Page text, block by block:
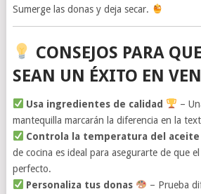
Sumerge las donas y deja secar.
CONSEJOS PARA
SEAN UN ÉXITO EN
Usa ingredientes de calidad
–
mantequilla marcarán la diferencia en la
Controla la temperatura del aceite
de cocina es ideal para asegurarte de que
perfecto.
Personaliza tus donas
– Prueba